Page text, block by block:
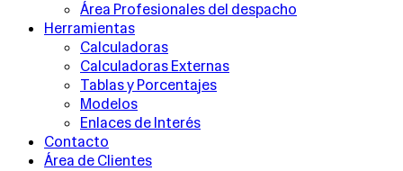
Área Profesionales del despacho
Herramientas
Calculadoras
Calculadoras Externas
Tablas y Porcentajes
Modelos
Enlaces de Interés
Contacto
Área de Clientes